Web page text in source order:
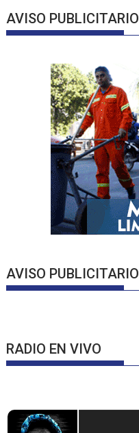
AVISO PUBLICITARIO
AVISO PUBLICITARIO
RADIO EN VIVO